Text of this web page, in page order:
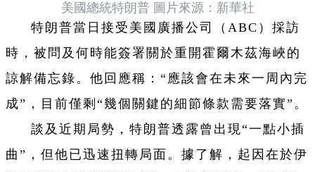
美國總統特朗普 圖片來源：新華社
特朗普當日接受美國廣播公司（ABC）採訪
時，被問及何時能簽署關於重開霍爾木茲海峽的
諒解備忘錄。他回應稱：“應該會在未來一周內完
成”，目前僅剩“幾個關鍵的細節條款需要落實”。
談及近期局勢，特朗普透露曾出現“一點小插
曲”，但他已迅速扭轉局面。據了解，起因在於伊